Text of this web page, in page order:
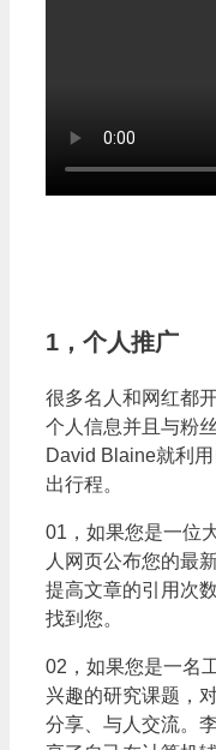
1，个人推广
很多名人和网红都
个人信息并且与粉
David Blaine就利
出行程。
01，如果您是一位
人网页公布您的最
提高文章的引用次
找到您。
02，如果您是一名
兴趣的研究课题，
分享、与人交流。